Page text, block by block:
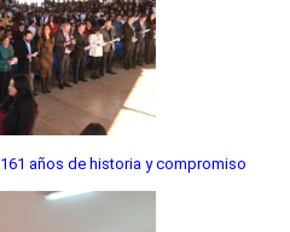
años de historia y compromiso